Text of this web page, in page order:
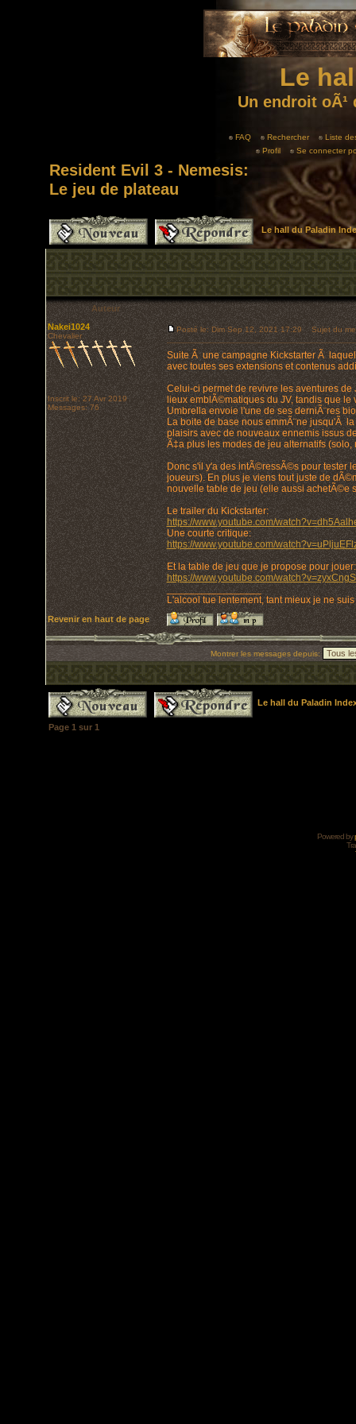
Le
Un endroit
FAQ Rechercher
Liste
Profil
Se connecter
Resident Evil 3 - Nemesis:
Le jeu de plateau
Le hall du Paladin
Auteur
Nakei1024
Chevalier
Inscrit le: 27 Avr 2019
Messages: 76
Posté le: Dim Sep 12, 2021 17:29 Sujet du
Suite Ã une campagne Kickstarter Ã
avec toutes ses extensions et contenus
Celui-ci permet de revivre les aventures
lieux emblÃ©matiques du JV, tandis que
Umbrella envoie l'une de ses derniÃ¨res
La boite de base nous emmÃ¨ne jusqu'Ã
plaisirs avec de nouveaux ennemis issus
Ã‡a plus les modes de jeu alternatifs
Donc s'il y'a des intÃ©ressÃ©s pour tester
joueurs). En plus je viens tout juste de
nouvelle table de jeu (elle aussi achetÃ©e
Le trailer du Kickstarter:
https://www.youtube.com/
Une courte critique:
https://www.youtube.com/
Et la table de jeu que je propose pour jouer:
https://www.youtube.com/
_________________
L'alcool tue lentement, tant mieux je ne
Revenir en haut de page
Montrer les messages depuis:
Le hall du Paladin
Page 1 sur 1
Powered by